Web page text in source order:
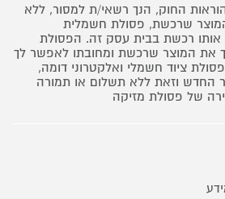
החוק, הנך רשאי/ת למסור, ללא
שרכשת, פסולת חשמלית
אותו רכשת בבית עסק זה. הפסולת
את המוצר שרכשת ומחובתו לאפשר לך
ציוד חשמלי ואלקטרוני דומה,
החדש וזאת ללא תשלום או תמורה
של פסולת מזיקה